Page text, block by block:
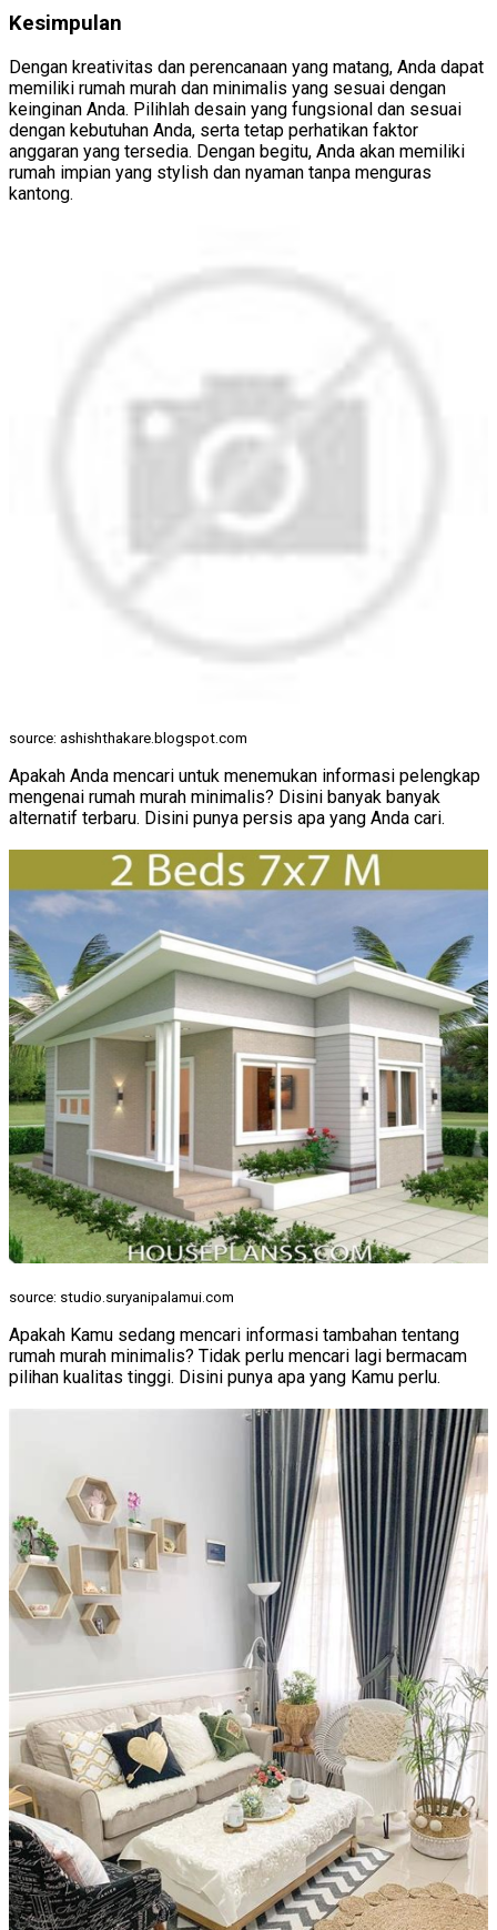
Kesimpulan
Dengan kreativitas dan perencanaan yang matang, Anda dapat
memiliki rumah murah dan minimalis yang sesuai dengan
keinginan Anda. Pilihlah desain yang fungsional dan sesuai
dengan kebutuhan Anda, serta tetap perhatikan faktor
anggaran yang tersedia. Dengan begitu, Anda akan memiliki
rumah impian yang stylish dan nyaman tanpa menguras
kantong.
source: ashishthakare.blogspot.com
Apakah Anda mencari untuk menemukan informasi pelengkap
mengenai rumah murah minimalis? Disini banyak banyak
alternatif terbaru. Disini punya persis apa yang Anda cari.
source: studio.suryanipalamui.com
Apakah Kamu sedang mencari informasi tambahan tentang
rumah murah minimalis? Tidak perlu mencari lagi bermacam
pilihan kualitas tinggi. Disini punya apa yang Kamu perlu.